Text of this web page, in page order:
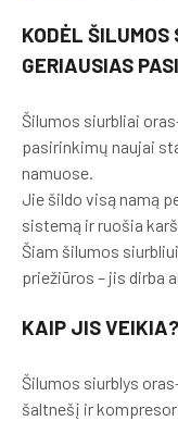
KODĖL ŠILUMOS
GERIAUSIAS
Šilumos siurbliai
pasirinkimų naujai
namuose.
Jie šildo visą namą
sistemą ir ruošia
Šiam šilumos
priežiūros – jis dirba
KAIP JIS VEIKIA?
Šilumos siurblys
šaltnešį ir